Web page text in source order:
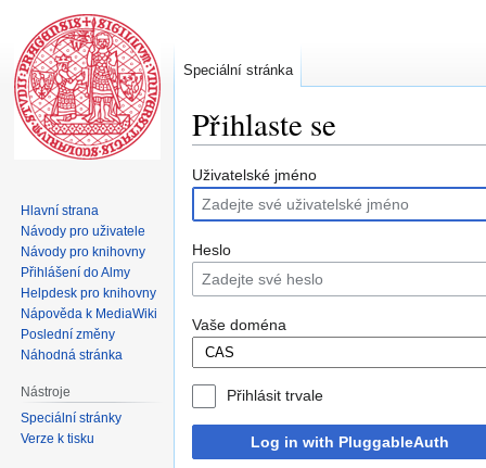
Přihlaste se
Skočit
na
navigaci
Skočit
na
vyhledávání
Uživatelské jméno
Heslo
Vaše doména
Přihlásit trvale
Log in with PluggableAuth
Speciální stránka
Hlavní strana
Návody pro uživatele
Návody pro knihovny
Přihlášení do Almy
Helpdesk pro knihovny
Nápověda k MediaWiki
Poslední změny
Náhodná stránka
Nástroje
Speciální stránky
Verze k tisku